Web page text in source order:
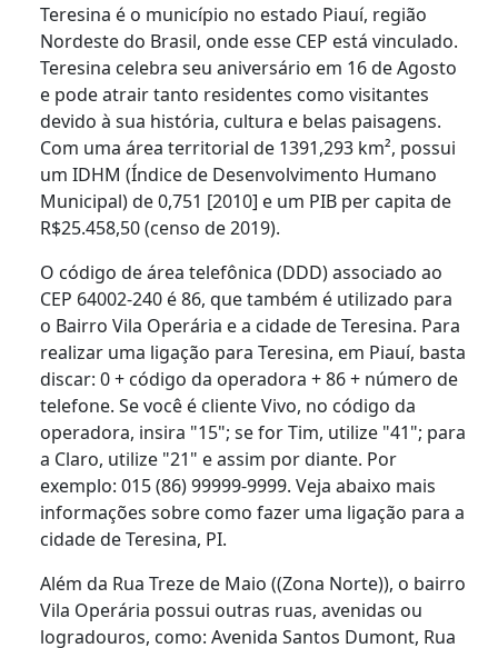
Teresina é o município no estado Piauí, região
Nordeste do Brasil, onde esse CEP está vinculado.
Teresina celebra seu aniversário em 16 de Agosto
e pode atrair tanto residentes como visitantes
devido à sua história, cultura e belas paisagens.
Com uma área territorial de 1391,293 km², possui
um IDHM (Índice de Desenvolvimento Humano
Municipal) de 0,751 [2010] e um PIB per capita de
R$25.458,50 (censo de 2019).
O código de área telefônica (DDD) associado ao
CEP 64002-240 é 86, que também é utilizado para
o Bairro Vila Operária e a cidade de Teresina. Para
realizar uma ligação para Teresina, em Piauí, basta
discar: 0 + código da operadora + 86 + número de
telefone. Se você é cliente Vivo, no código da
operadora, insira "15"; se for Tim, utilize "41"; para
a Claro, utilize "21" e assim por diante. Por
exemplo: 015 (86) 99999-9999. Veja abaixo mais
informações sobre como fazer uma ligação para a
cidade de Teresina, PI.
Além da Rua Treze de Maio ((Zona Norte)), o bairro
Vila Operária possui outras ruas, avenidas ou
logradouros, como: Avenida Santos Dumont, Rua